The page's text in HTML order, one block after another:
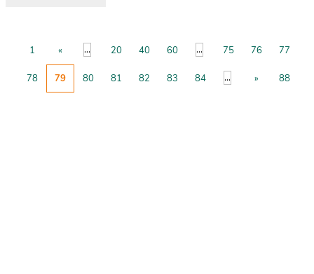
1 « ... 20 40 60 ... 75 76 77
78 79 80 81 82 83 84 ... » 88